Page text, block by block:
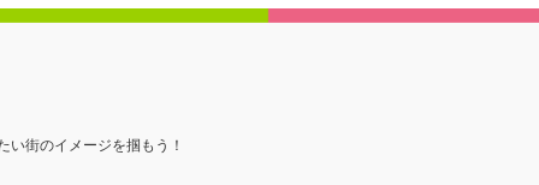
い街のイメージを掴もう！